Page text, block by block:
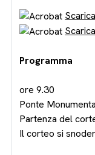
Programma
ore 9.30
Ponte
Partenza del
Il corteo si